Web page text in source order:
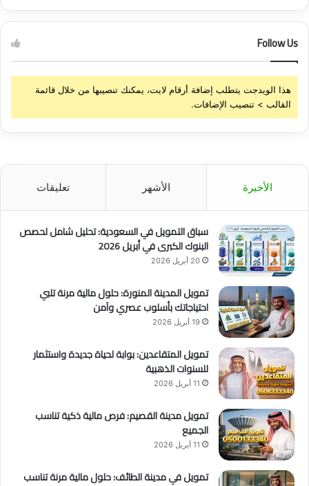
Follow Us
هذا الويدجت يتطلب إضافة أرقام لايت، يمكنك تنصيبها من خلال قائمة
القالب > تنصيب الإضافات.
الأخيرة الأشهر تعليقات
سباق التمويل في السعودية: تحليل شامل لحصص
البنوك الكبرى في أبريل 2026
20 أبريل 2026
تمويل المدينة المنورة: حلول مالية مرنة تلبي
احتياجاتك بأسلوب عصري وآمن
19 أبريل 2026
تمويل المتقاعدين: بوابة لحياة جديدة واستثمار
للسنوات الذهبية
11 أبريل 2026
تمويل مدينة القصيم: فرص مالية ذكية تناسب
الجميع
11 أبريل 2026
تمويل في مدينة الطائف: حلول مالية مرنة تناسب